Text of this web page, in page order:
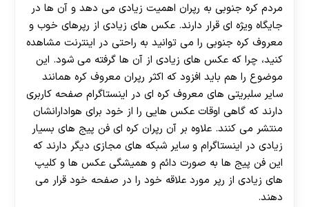
مردم کره جنوبی به رپران اهمیت زیادی می‌ دهد و آن ها در
جایگاه ویژه ای قرار دارند. عکس های زیادی از رپرهای خوب و
معروف کره جنوبی را می توانید به راحتی در اینترنت مشاهده
کنید، چرا که عکس های زیادی از آن ها گرفته می شود. این
موضوع را هم باید افزود که اکثر رپران معروف کره همانند
سایر سلبریتی های معروف کره ای در اینستاگرام صفحه کاربری
دارند که گاهی اوقات عکس‌ هایی را از خود برای هوادارانشان
منتشر می‌ کنند. علاوه بر آن رپران کره‌ ای فن پیج های بسیار
زیادی در اینستاگرام و سایر شبکه‌ های مجازی دیگر دارند که
این فن پیج ها به صورت دائم و همیشگی عکس ها و کلیپ
های زیادی از رپر مورد علاقه خود را در صفحه خود قرار می‌
دهند.